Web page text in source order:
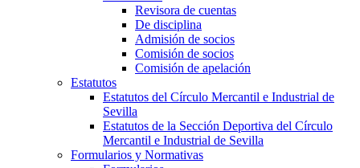
Revisora de cuentas
De disciplina
Admisión de socios
Comisión de socios
Comisión de apelación
Estatutos
Estatutos del Círculo Mercantil e Industrial de
Sevilla
Estatutos de la Sección Deportiva del Círculo
Mercantil e Industrial de Sevilla
Formularios y Normativas